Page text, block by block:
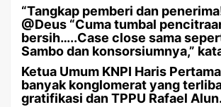
“Tangkap pemberi dan
@Deus “Cuma tumbal
bersih…..Case close sama
Sambo dan konsorsiumnya,”
Ketua Umum KNPI Haris
banyak konglomerat yang
gratifikasi dan TPPU Rafael Alun.